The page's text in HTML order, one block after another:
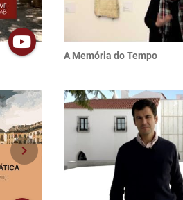
A Memória do Tempo
chevron_right